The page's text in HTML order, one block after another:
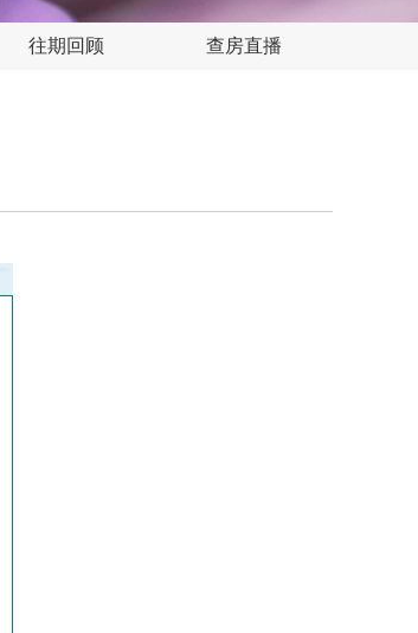
往期回顾 查房直播